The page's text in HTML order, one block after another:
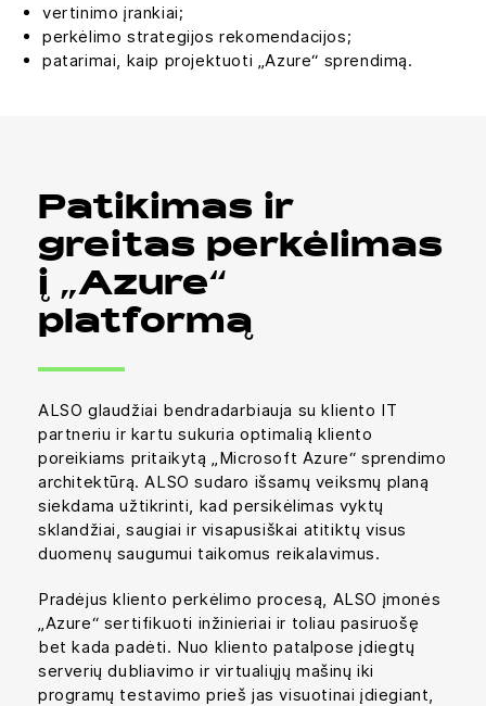
vertinimo įrankiai;
perkėlimo strategijos rekomendacijos;
patarimai, kaip projektuoti „Azure“ sprendimą.
Patikimas ir
greitas perkėlimas
į „Azure“
platformą
ALSO glaudžiai bendradarbiauja su kliento IT
partneriu ir kartu sukuria optimalią kliento
poreikiams pritaikytą „Microsoft Azure“ sprendimo
architektūrą. ALSO sudaro išsamų veiksmų planą
siekdama užtikrinti, kad persikėlimas vyktų
sklandžiai, saugiai ir visapusiškai atitiktų visus
duomenų saugumui taikomus reikalavimus.
Pradėjus kliento perkėlimo procesą, ALSO įmonės
„Azure“ sertifikuoti inžinieriai ir toliau pasiruošę
bet kada padėti. Nuo kliento patalpose įdiegtų
serverių dubliavimo ir virtualiųjų mašinų iki
programų testavimo prieš jas visuotinai įdiegiant,